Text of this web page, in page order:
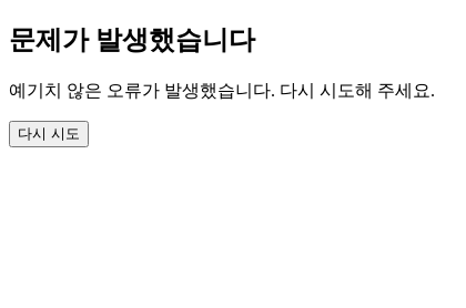
문제가 발생했습니다
예기치 않은 오류가 발생했습니다. 다시 시도해 주세요.
다시 시도